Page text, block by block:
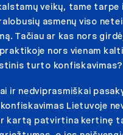
veikų, tame tarpe
asmenų viso
Tačiau ar kas nors
nors vienam
turto konfiskavimas?
ir nedviprasmiškai
Lietuvoje
kartą patvirtina kertinę